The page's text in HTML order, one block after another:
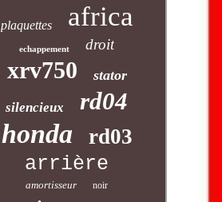
plaquettes africa
echappement droit
xrv750 stator
silencieux rd04
honda rd03
arrière
amortisseur noir